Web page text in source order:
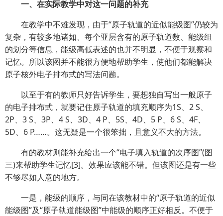
一、 在实际教学中对这一问题的补充
在教学中不难发现，由于“原子轨道的近似能级图”仍较为
复杂，有较多地诸如、每个亚层含有的原子轨道数、能级组
的划分等信息，能级高低表述的也并不明显，不便于观察和
记忆。所以该图并不能很方便地帮助学生，使他们都能解决
原子核外电子排布式的写法问题。
以至于有的教师只好告诉学生，要想独自写出一般原子
的电子排布式，就要记住原子轨道的填充顺序为1S、2 S、
2P、3 S、3P、4 S、3D、4 P、5S、4D、5 P、6 S、4F、
5D、6 P……。这无疑是一个很笨拙，且意义不大的方法。
有的教材则能补充给出一个“电子填入轨道的次序图”(图
三)来帮助学生记忆[3]。效果应该能不错。但该图还是有一些
不够尽如人意的地方。
一是，能级的顺序，与同在该教材中的“原子轨道的近似
能级图”及“原子轨道能级图”中能级的顺序正好相反。不便于